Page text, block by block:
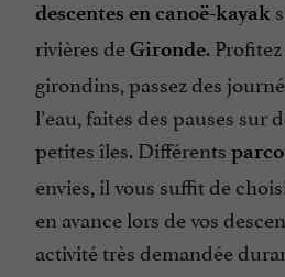
descentes en canoë-kayak
rivières deGironde.
girondins, passez des
l’eau, faites des pauses sur
petites îles. Différents
envies, il vous suffit de
en avance lors de vos
activité très demandée